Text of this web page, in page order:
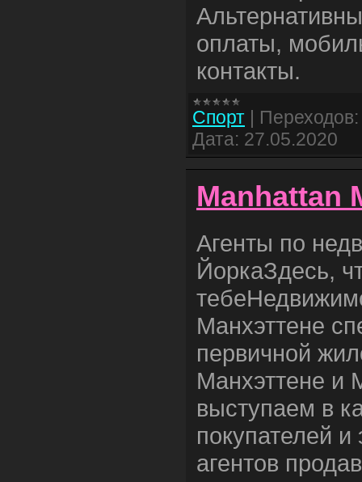
оплаты,
контакты.
Спорт
Переходов:
Дата: 27.05.2020
Manhattan
Агенты по
ЙоркаЗдесь,
Манхэттене
первичной
Манхэттене и
выступаем в
покупателей
агентов